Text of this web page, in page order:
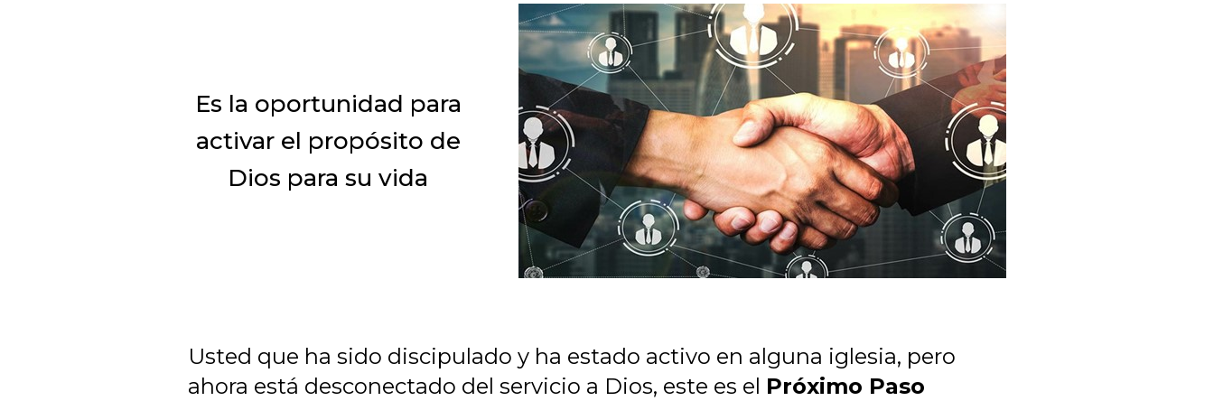
Es la oportunidad para
activar el propósito de
Dios para su vida
Usted que ha sido discipulado y ha estado activo en alguna iglesia, pero
ahora está desconectado del servicio a Dios, este es el Próximo Paso